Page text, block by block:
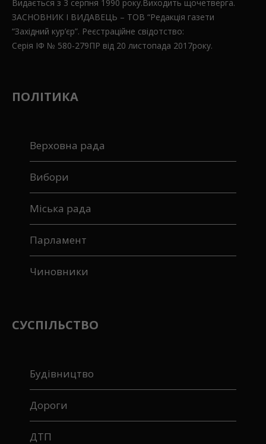
Видається з 3 серпня 1990 року.Виходить щочетверга.
ЗАСНОВНИК І ВИДАВЕЦЬ – ТОВ “Редакція газети
“Західний кур’єр”. Реєстраційне свідотство:
Серія ІФ № 580-279ПР від 20 листопада 2017року.
ПОЛІТИКА
Верховна рада
Вибори
Міська рада
Парламент
Чиновники
СУСПІЛЬСТВО
Будівництво
Дороги
ДТП